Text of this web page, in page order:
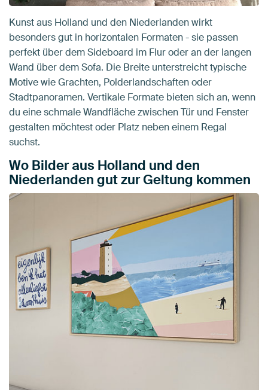
Kunst aus Holland und den Niederlanden wirkt
besonders gut in horizontalen Formaten - sie passen
perfekt über dem Sideboard im Flur oder an der langen
Wand über dem Sofa. Die Breite unterstreicht typische
Motive wie Grachten, Polderlandschaften oder
Stadtpanoramen. Vertikale Formate bieten sich an, wenn
du eine schmale Wandfläche zwischen Tür und Fenster
gestalten möchtest oder Platz neben einem Regal
suchst.
Wo Bilder aus Holland und den
Niederlanden gut zur Geltung kommen